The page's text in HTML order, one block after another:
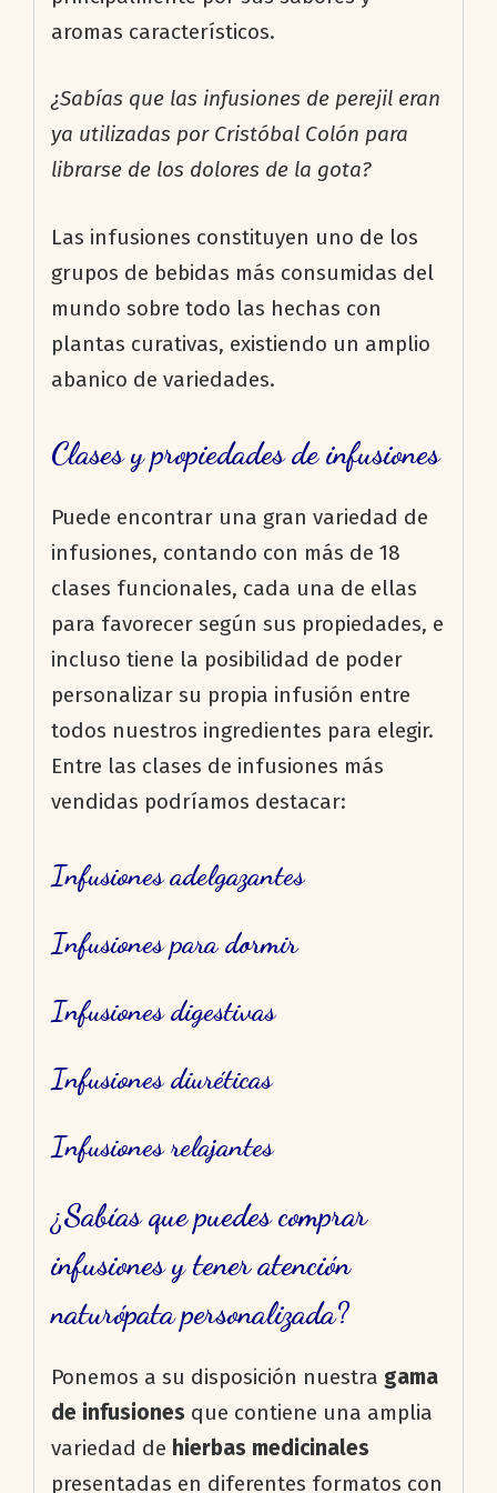
aromas característicos.
¿Sabías que las infusiones de perejil eran
ya utilizadas por Cristóbal Colón para
librarse de los dolores de la gota?
Las infusiones constituyen uno de los
grupos de bebidas más consumidas del
mundo sobre todo las hechas con
plantas curativas, existiendo un amplio
abanico de variedades.
Clases y propiedades de infusiones
Puede encontrar una gran variedad de
infusiones, contando con más de 18
clases funcionales, cada una de ellas
para favorecer según sus propiedades, e
incluso tiene la posibilidad de poder
personalizar su propia infusión entre
todos nuestros ingredientes para elegir.
Entre las clases de infusiones más
vendidas podríamos destacar:
Infusiones adelgazantes
Infusiones para dormir
Infusiones digestivas
Infusiones diuréticas
Infusiones relajantes
¿Sabías que puedes comprar
infusiones y tener atención
naturópata personalizada?
Ponemos a su disposición nuestra gama
de infusiones que contiene una amplia
variedad de hierbas medicinales
presentadas en diferentes formatos con